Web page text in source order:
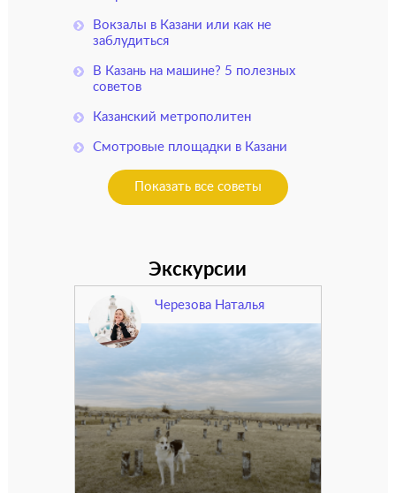
Вокзалы в Казани или как не
заблудиться
В Казань на машине? 5 полезных
советов
Казанский метрополитен
Смотровые площадки в Казани
Показать все советы
Экскурсии
Черезова Наталья